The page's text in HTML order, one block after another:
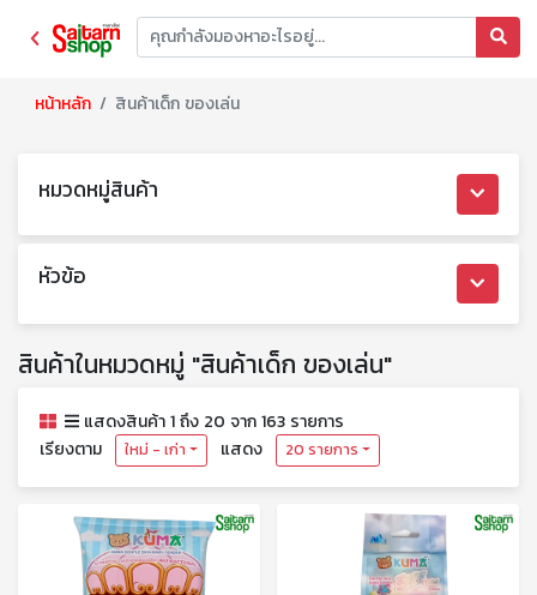
หน้าหลัก สินค้าเด็ก ของเล่น
หมวดหมู่สินค้า
หัวข้อ
สินค้าในหมวดหมู่ "สินค้าเด็ก ของเล่น"
แสดงสินค้า 1 ถึง 20 จาก 163 รายการ
เรียงตาม
ใหม่ - เก่า แสดง 20 รายการ